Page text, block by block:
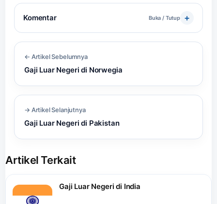
Komentar Buka / Tutup
← Artikel Sebelumnya
Gaji Luar Negeri di Norwegia
→ Artikel Selanjutnya
Gaji Luar Negeri di Pakistan
Artikel Terkait
Gaji Luar Negeri di India